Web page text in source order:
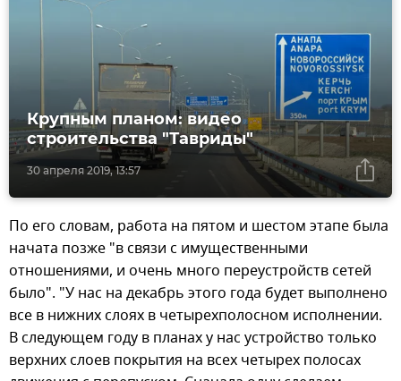
30 апреля 2019, 13:57
Крупным планом: видео
строительства "Тавриды"
По его словам, работа на пятом и шестом этапе была
начата позже "в связи с имущественными
отношениями, и очень много переустройств сетей
было". "У нас на декабрь этого года будет выполнено
все в нижних слоях в четырехполосном исполнении.
В следующем году в планах у нас устройство только
верхних слоев покрытия на всех четырех полосах